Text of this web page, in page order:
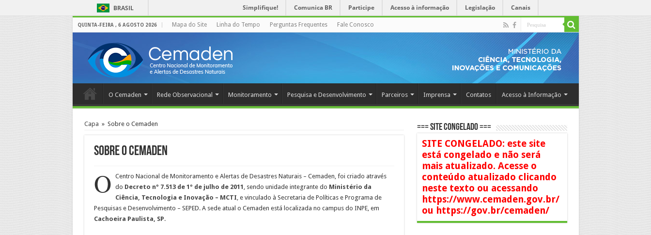
BRASIL Simplifique! Comunica BR Participe Acesso à informação Legislação Canais
QUINTA-FEIRA , 6 AGOSTO 2026 Mapa do Site Linha do Tempo Perguntas Frequentes Fale Conosco
O Cemaden Rede Observacional Monitoramento Pesquisa e Desenvolvimento Parceiros Imprensa Contatos Acesso à Informação
Capa » Sobre o Cemaden
Sobre o Cemaden
O Centro Nacional de Monitoramento e Alertas de Desastres Naturais – Cemaden, foi criado através
do Decreto nº 7.513 de 1º de julho de 2011 , sendo unidade integrante do Ministério da
Ciência, Tecnologia e Inovação – MCTI, e vinculado à Secretaria de Políticas e Programa de
Pesquisas e Desenvolvimento – SEPED. A sede atual o Cemaden está localizada no campus do INPE, em
Cachoeira Paulista, SP.
=== SITE CONGELADO ===
SITE CONGELADO: este site
está congelado e não será
mais atualizado. Acesse o
conteúdo atualizado clicando
neste texto ou acessando
https://www.cemaden.gov.br/
ou https://gov.br/cemaden/